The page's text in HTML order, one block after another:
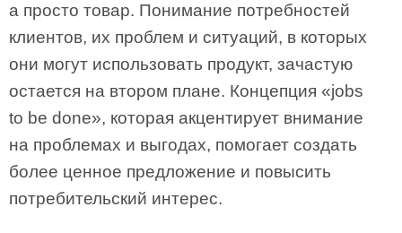
а просто товар. Понимание потребностей
клиентов, их проблем и ситуаций, в которых
они могут использовать продукт, зачастую
остается на втором плане. Концепция «jobs
to be done», которая акцентирует внимание
на проблемах и выгодах, помогает создать
более ценное предложение и повысить
потребительский интерес.